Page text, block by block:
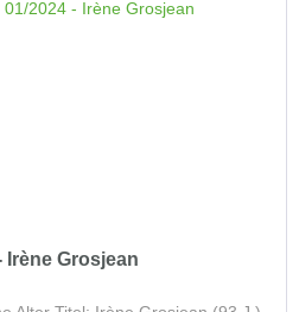
Irène Grosjean